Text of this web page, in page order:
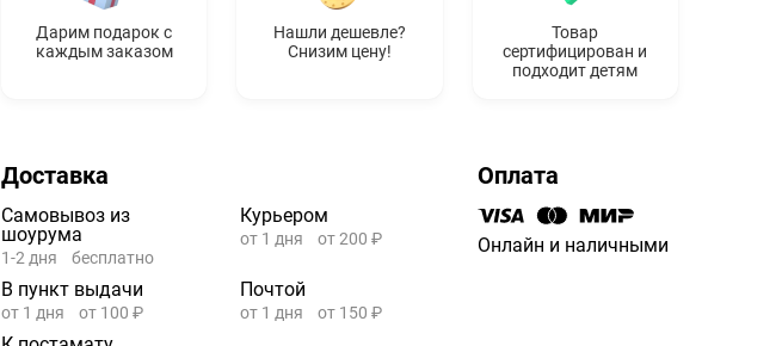
Дарим подарок с
каждым заказом
Нашли дешевле?
Снизим цену!
Товар
сертифицирован и
подходит детям
Доставка
Самовывоз из
шоурума
1-2 дня бесплатно
Курьером
от 1 дня от 200 ₽
В пункт выдачи
от 1 дня от 100 ₽
Почтой
от 1 дня от 150 ₽
Оплата
Онлайн и наличными